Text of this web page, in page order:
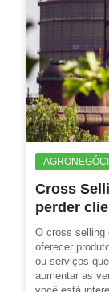
Cross
perder
O cross selling
oferecer
ou serviços
aumentar as